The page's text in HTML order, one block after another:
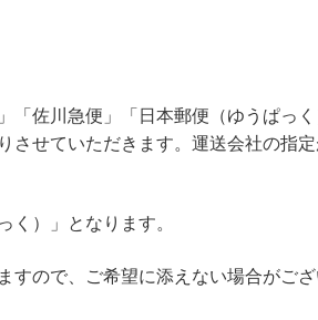
「佐川急便」「日本郵便（ゆうぱっ
させていただきます。運送会社の指
く）」となります。
すので、ご希望に添えない場合がご